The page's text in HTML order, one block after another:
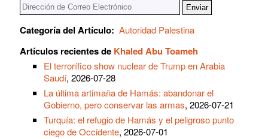
Categoría del Artículo: Autoridad Palestina
Artículos recientes de Khaled Abu Toameh
El terrorífico show nuclear de Trump en Arabia
Saudí, 2026-07-28
La última artimaña de Hamás: abandonar el
Gobierno, pero conservar las armas, 2026-07-21
Turquía: el refugio de Hamás y el peligroso punto
ciego de Occidente, 2026-07-01